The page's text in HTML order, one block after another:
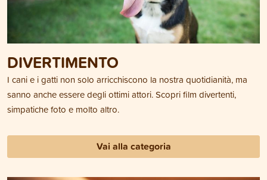
DIVERTIMENTO
I cani e i gatti non solo arricchiscono la nostra quotidianità, ma
sanno anche essere degli ottimi attori. Scopri film divertenti,
simpatiche foto e molto altro.
Vai alla categoria